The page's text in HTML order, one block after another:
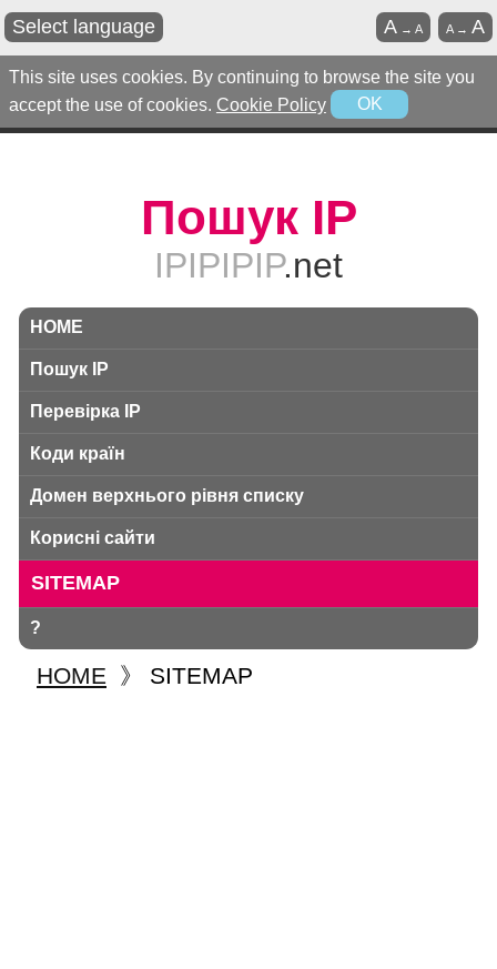
This site uses cookies. By continuing to browse the site you
accept the use of cookies. Cookie Policy OK
Select language A→A
A →A
Пошук IP
IPIPIPIP.net
HOME
Пошук IP
Перевірка IP
Коди країн
Домен верхнього рівня списку
Корисні сайти
SITEMAP
?
HOME 》 SITEMAP